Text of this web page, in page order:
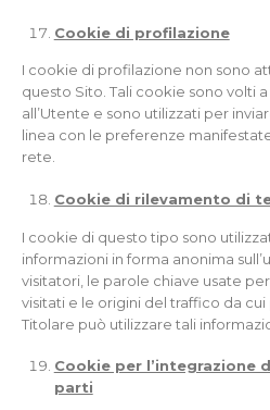
Cookie di profilazione
I cookie di profilazione non sono
questo Sito. Tali cookie sono volti
all’Utente e sono utilizzati per
linea con le preferenze
rete.
Cookie di rilevamento di
I cookie di questo tipo sono
informazioni in forma anonima
visitatori, le parole chiave usate
visitati e le origini del traffico da
Titolare può utilizzare tali
Cookie per l’integrazione
parti